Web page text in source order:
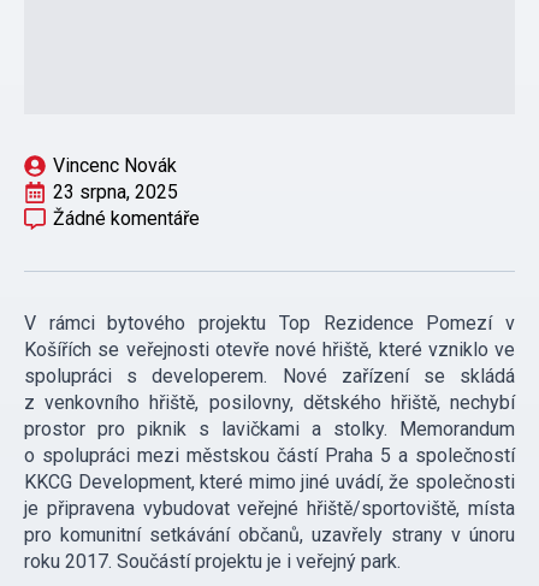
Vincenc Novák
23 srpna, 2025
Žádné komentáře
V rámci bytového projektu Top Rezidence Pomezí v
Košířích se veřejnosti otevře nové hřiště, které vzniklo ve
spolupráci s developerem. Nové zařízení se skládá
z venkovního hřiště, posilovny, dětského hřiště, nechybí
prostor pro piknik s lavičkami a stolky. Memorandum
o spolupráci mezi městskou částí Praha 5 a společností
KKCG Development, které mimo jiné uvádí, že společnosti
je připravena vybudovat veřejné hřiště/sportoviště, místa
pro komunitní setkávání občanů, uzavřely strany v únoru
roku 2017. Součástí projektu je i veřejný park.